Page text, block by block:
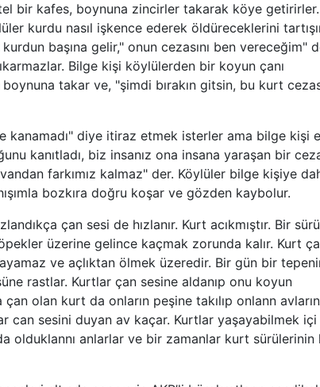
bir kafes, boynuna zincirler takarak köye getirirler.
kurdu nasıl işkence ederek öldüreceklerini
başına gelir," onun cezasını ben vereceğim"
Bilge kişi köylülerden bir koyun çanı
takar ve, "şimdi bırakın gitsin, bu kurt
kanamadı" diye itiraz etmek isterler ama bilge kişi
kanıtladı, biz insanız ona insana yaraşan bir
farkımız kalmaz" der. Köylüler bilge kişiye
bozkıra doğru koşar ve gözden kaybolur.
çan sesi de hızlanır. Kurt acıkmıştır. Bir
üzerine gelince kaçmak zorunda kalır. Kurt
ve açlıktan ölmek üzeredir. Bir gün bir
rastlar. Kurtlar çan sesine aldanıp onu koyun
olan kurt da onların peşine takılıp onlann
can sesini duyan av kaçar. Kurtlar yaşayabilmek içi
olduklannı anlarlar ve bir zamanlar kurt sürülerinin